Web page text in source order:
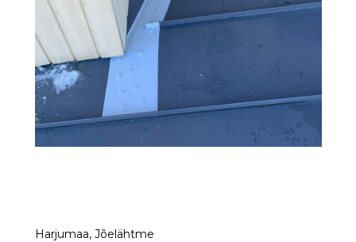
Harjumaa, Jõelähtme